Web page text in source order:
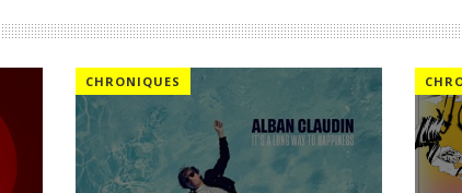
CHRONIQUES